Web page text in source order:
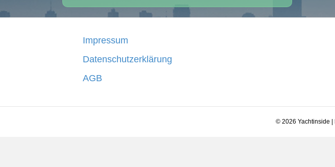
Impressum
Datenschutzerklärung
AGB
© 2026 Yachtinside